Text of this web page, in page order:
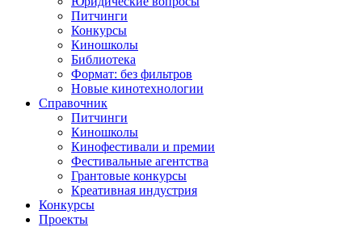
Питчинги
Конкурсы
Киношколы
Библиотека
Формат: без фильтров
Новые кинотехнологии
Справочник
Питчинги
Киношколы
Кинофестивали и премии
Фестивальные агентства
Грантовые конкурсы
Креативная индустрия
Конкурсы
Проекты